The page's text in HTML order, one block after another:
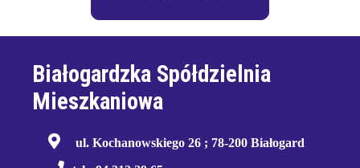
Białogardzka Spółdzielnia
Mieszkaniowa
ul. Kochanowskiego 26 ; 78-200 Białogard